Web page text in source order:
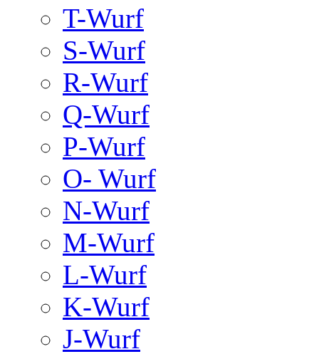
T-Wurf
S-Wurf
R-Wurf
Q-Wurf
P-Wurf
O- Wurf
N-Wurf
M-Wurf
L-Wurf
K-Wurf
J-Wurf